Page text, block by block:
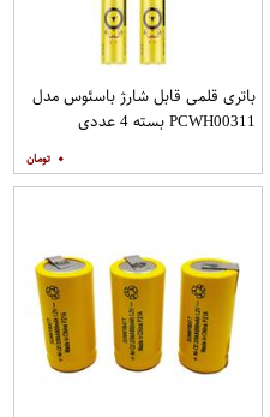
باتری قلمی قابل شارژ باسئوس مدل
PCWH00311 بسته 4 عددی
۰